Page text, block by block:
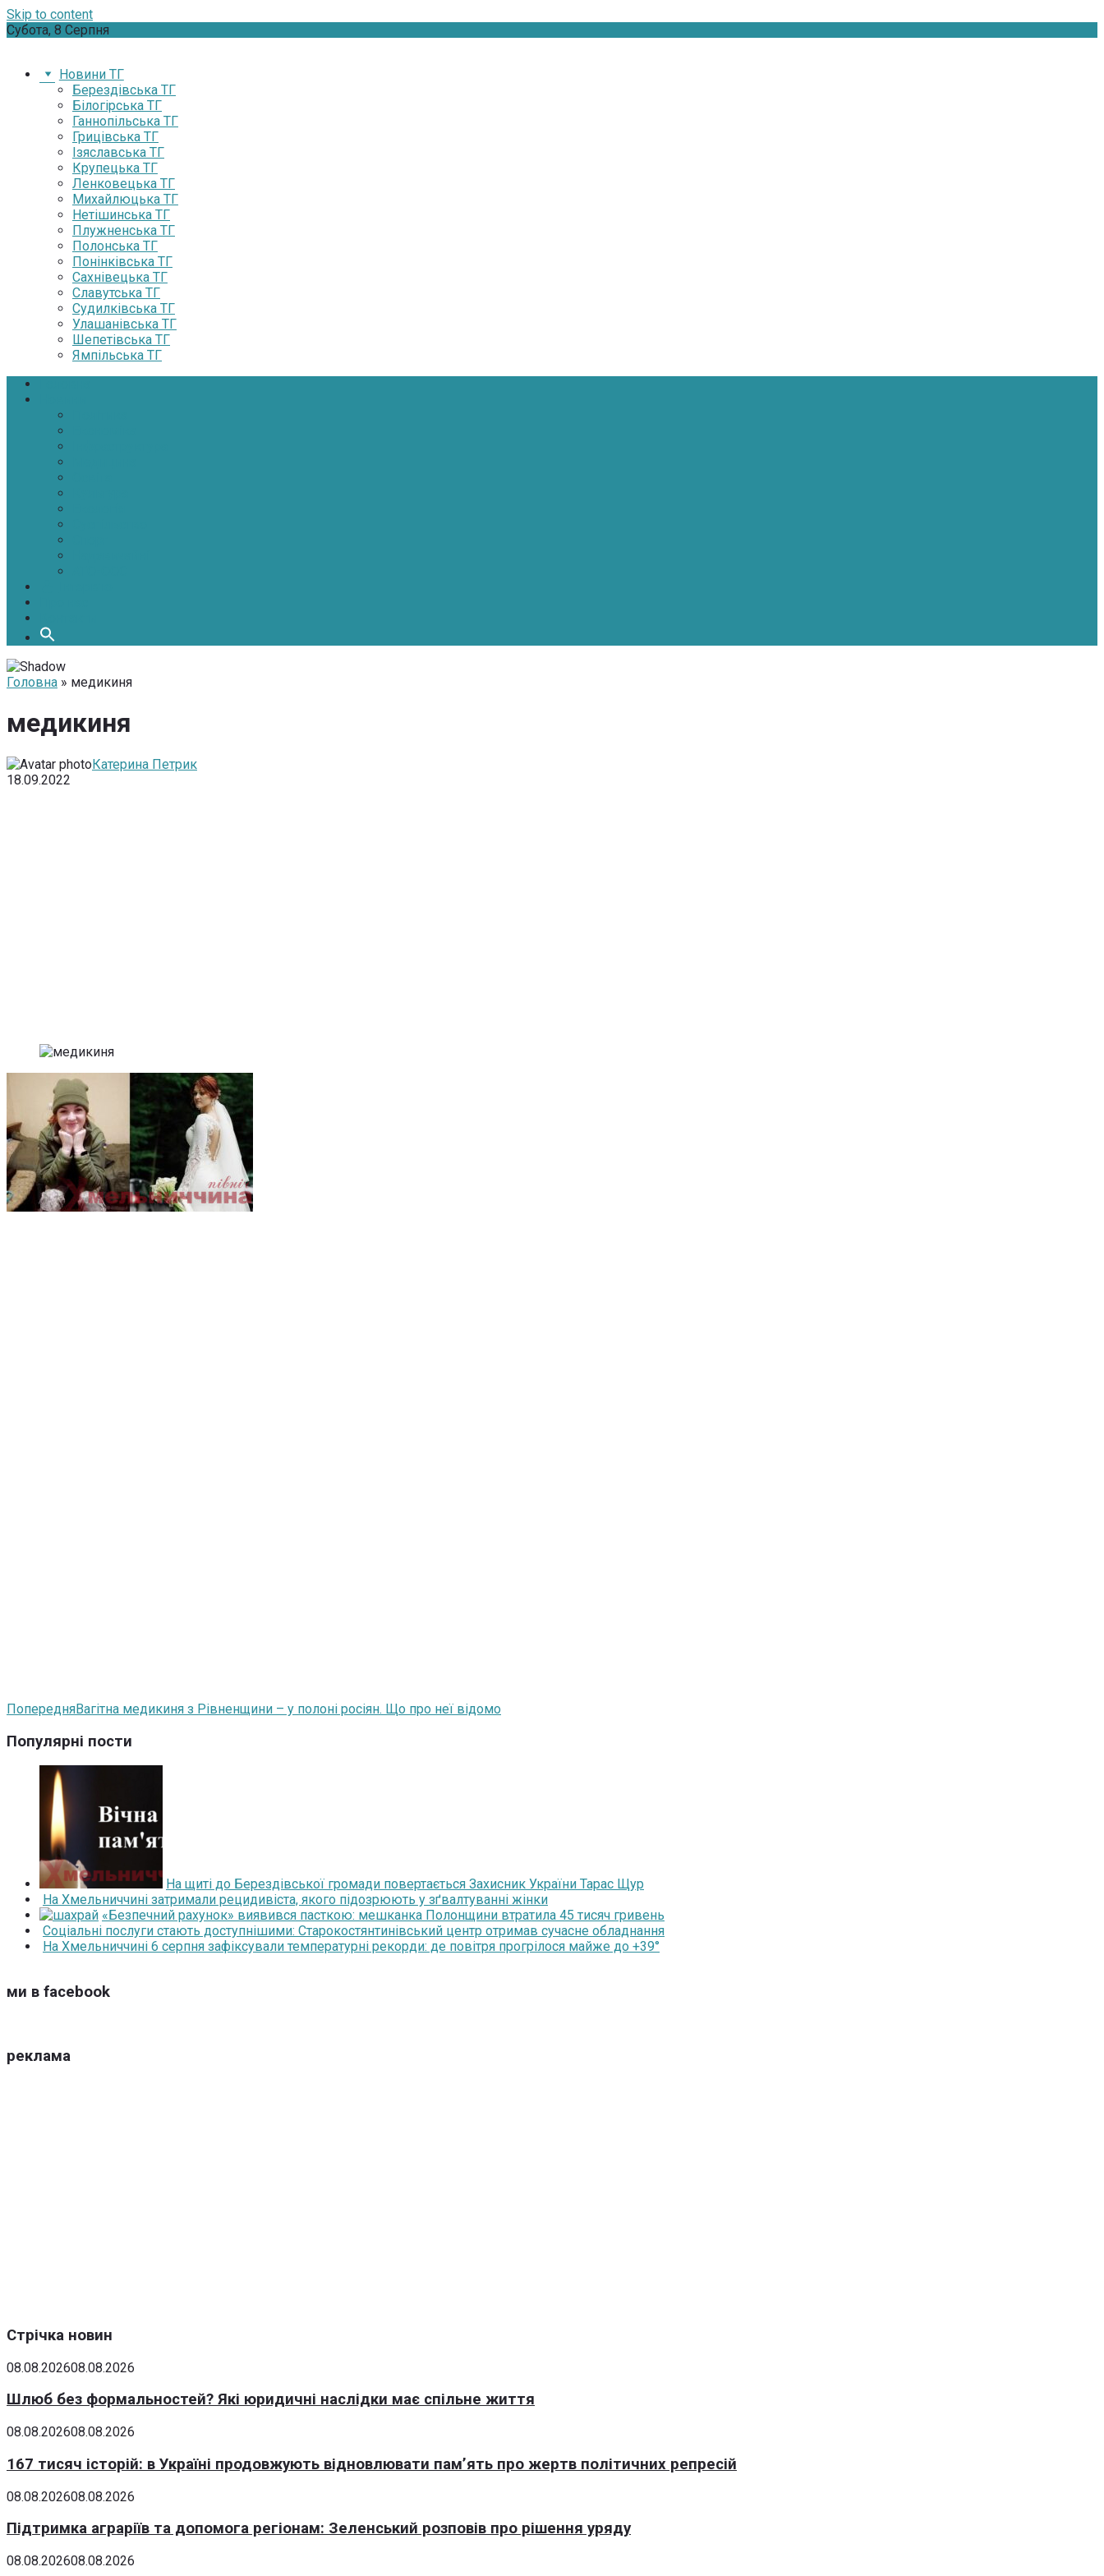
Skip to content
Субота, 8 Серпня
Новини ТГ
Берездівська ТГ
Білогірська ТГ
Ганнопільська ТГ
Грицівська ТГ
Ізяславська ТГ
Крупецька ТГ
Ленковецька ТГ
Михайлюцька ТГ
Нетішинська ТГ
Плужненська ТГ
Полонська ТГ
Понінківська ТГ
Сахнівецька ТГ
Славутська ТГ
Судилківська ТГ
Улашанівська ТГ
Шепетівська ТГ
Ямпільська ТГ
Головна » медикиня
медикиня
Катерина Петрик
18.09.2022
ПопередняВагітна медикиня з Рівненщини – у полоні росіян. Що про неї відомо
Популярні пости
На щиті до Берездівської громади повертається Захисник України Тарас Щур
На Хмельниччині затримали рецидивіста, якого підозрюють у зґвалтуванні жінки
«Безпечний рахунок» виявився пасткою: мешканка Полонщини втратила 45 тисяч гривень
Соціальні послуги стають доступнішими: Старокостянтинівський центр отримав сучасне обладнання
На Хмельниччині 6 серпня зафіксували температурні рекорди: де повітря прогрілося майже до +39°
ми в facebook
реклама
Стрічка новин
08.08.202608.08.2026
Шлюб без формальностей? Які юридичні наслідки має спільне життя
08.08.202608.08.2026
167 тисяч історій: в Україні продовжують відновлювати пам’ять про жертв політичних репресій
08.08.202608.08.2026
Підтримка аграріїв та допомога регіонам: Зеленський розповів про рішення уряду
08.08.202608.08.2026